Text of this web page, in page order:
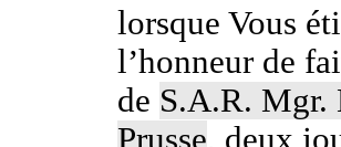
lorsque Vous
l’honneur de
de S.A.R. Mgr.